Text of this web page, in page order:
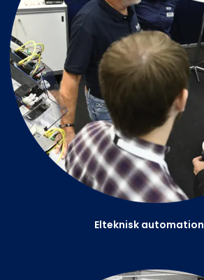
Elteknisk automation